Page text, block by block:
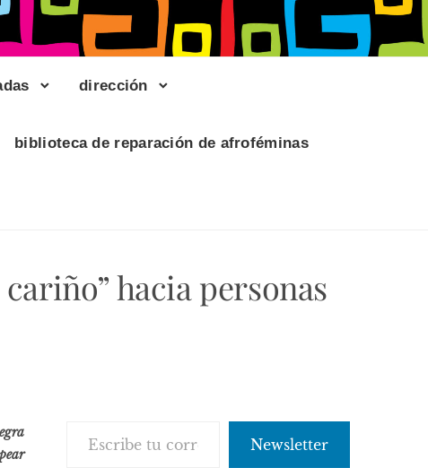
dirección
biblioteca de reparación de afroféminas
hacia personas
Newsletter